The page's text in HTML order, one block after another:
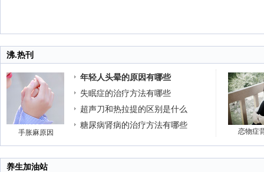
沸.热刊
手胀麻原因
年轻人头晕的原因有哪些
失眠症的治疗方法有哪些
超声刀和热拉提的区别是什么
糖尿病肾病的治疗方法有哪些
恋物症
养生加油站